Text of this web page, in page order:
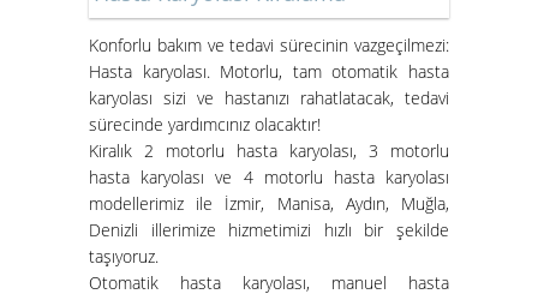
Süper Konfor ile Hasta Bakım
Yatakları
Konforlu bakım ve tedavi sürecinin vazgeçilmezi:
Hasta karyolası. Motorlu, tam otomatik hasta
karyolası sizi ve hastanızı rahatlatacak, tedavi
sürecinde yardımcınız olacaktır!
Kiralık 2 motorlu hasta karyolası, 3 motorlu
hasta karyolası ve 4 motorlu hasta karyolası
modellerimiz ile İzmir, Manisa, Aydın, Muğla,
Denizli illerimize hizmetimizi hızlı bir şekilde
taşıyoruz.
Otomatik hasta karyolası, manuel hasta